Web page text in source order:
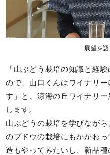
展望を
「山ぶどう栽培の知識と経
ので、山口くんはワイナリ
す」と、涼海の丘ワイナリ
します。
山ぶどうの栽培を学びなが
のブドウの栽培にもかかわ
造もやってみたいし、新品